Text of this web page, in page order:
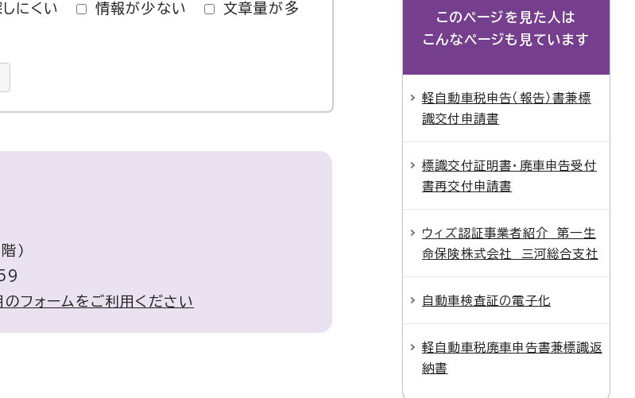
にくい 情報が少ない
文章量が多
）
フォームをご利用ください
このページを見た人は
こんなページも見ています
軽自動車税申告（報告）書兼標
識交付申請書
標識交付証明書・廃車申告受付
書再交付申請書
ウィズ認証事業者紹介 第一生
命保険株式会社 三河総合支社
自動車検査証の電子化
軽自動車税廃車申告書兼標識返
納書